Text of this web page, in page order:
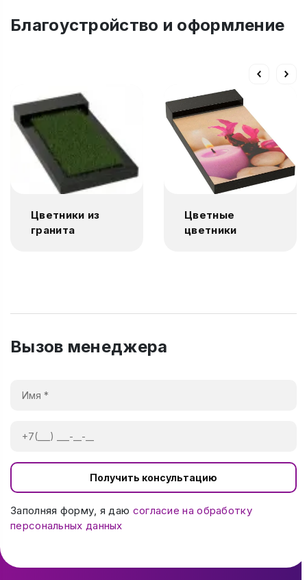
Благоустройство и оформление
Цветники из
гранита
Цветные
цветники
Вызов менеджера
Получить консультацию
Заполняя форму, я даю согласие на обработку
персональных данных